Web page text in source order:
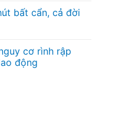
bất cẩn, cả đời
cơ rình rập
động